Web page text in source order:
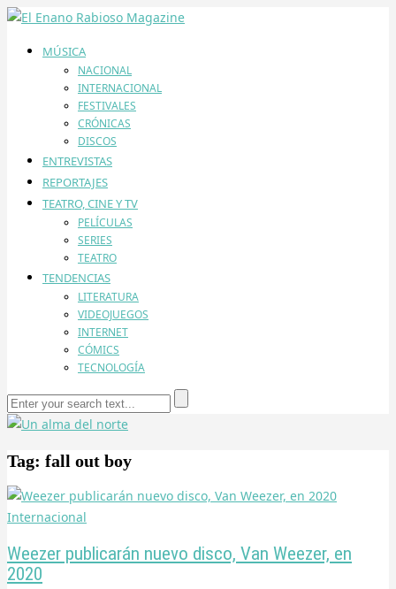
MÚSICA
NACIONAL
INTERNACIONAL
FESTIVALES
CRÓNICAS
DISCOS
ENTREVISTAS
REPORTAJES
TEATRO, CINE Y TV
PELÍCULAS
SERIES
TEATRO
TENDENCIAS
LITERATURA
VIDEOJUEGOS
INTERNET
CÓMICS
TECNOLOGÍA
Tag: fall out boy
Internacional
Weezer publicarán nuevo disco, Van Weezer, en
2020